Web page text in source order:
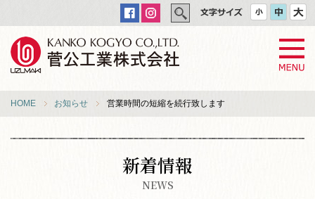
HOME お知らせ 営業時間の短縮を続行致します
新着情報
NEWS